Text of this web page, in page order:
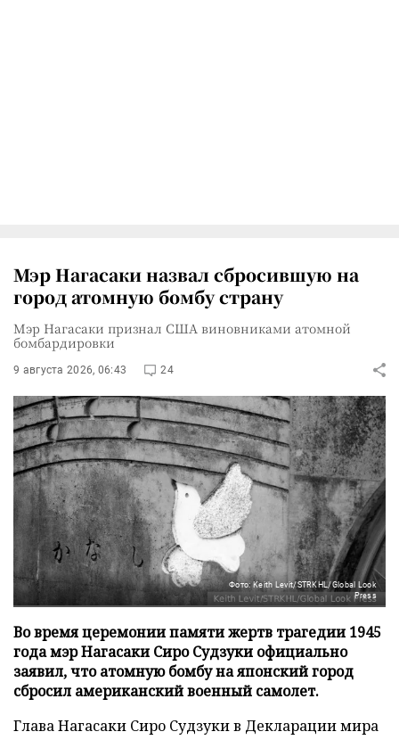
Мэр Нагасаки назвал сбросившую на
город атомную бомбу страну
Мэр Нагасаки признал США виновниками атомной
бомбардировки
9 августа 2026, 06:43 24
Фото: Keith Levit/STRKHL/Global Look
Press
Во время церемонии памяти жертв трагедии 1945
года мэр Нагасаки Сиро Судзуки официально
заявил, что атомную бомбу на японский город
сбросил американский военный самолет.
Глава Нагасаки Сиро Судзуки в Декларации мира